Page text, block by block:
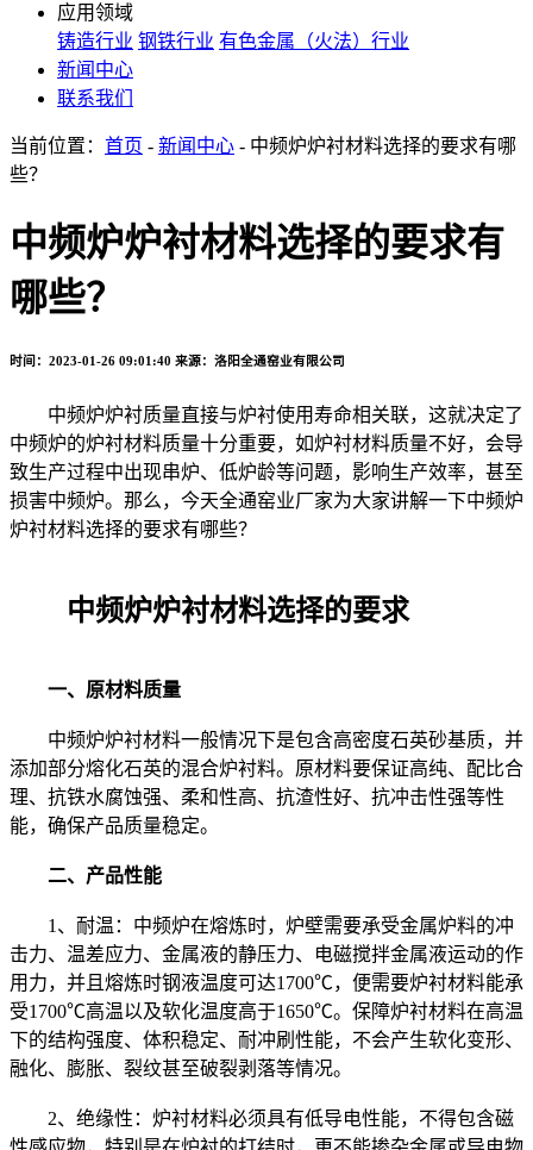
应用领域
铸造行业 钢铁行业 有色金属（火法）行业
新闻中心
联系我们
当前位置： 首页 - 新闻中心 - 中频炉炉衬材料选择的要求有哪
些？
中频炉炉衬材料选择的要求有
哪些？
时间：2023-01-26 09:01:40 来源：洛阳全通窑业有限公司
中频炉炉衬质量直接与炉衬使用寿命相关联，这就决定了
中频炉的炉衬材料质量十分重要，如炉衬材料质量不好，会导
致生产过程中出现串炉、低炉龄等问题，影响生产效率，甚至
损害中频炉。那么，今天全通窑业厂家为大家讲解一下中频炉
炉衬材料选择的要求有哪些？
中频炉炉衬材料选择的要求
一、原材料质量
中频炉炉衬材料一般情况下是包含高密度石英砂基质，并
添加部分熔化石英的混合炉衬料。原材料要保证高纯、配比合
理、抗铁水腐蚀强、柔和性高、抗渣性好、抗冲击性强等性
能，确保产品质量稳定。
二、产品性能
1、耐温：中频炉在熔炼时，炉壁需要承受金属炉料的冲
击力、温差应力、金属液的静压力、电磁搅拌金属液运动的作
用力，并且熔炼时钢液温度可达1700℃，便需要炉衬材料能承
受1700℃高温以及软化温度高于1650℃。保障炉衬材料在高温
下的结构强度、体积稳定、耐冲刷性能，不会产生软化变形、
融化、膨胀、裂纹甚至破裂剥落等情况。
2、绝缘性：炉衬材料必须具有低导电性能，不得包含磁